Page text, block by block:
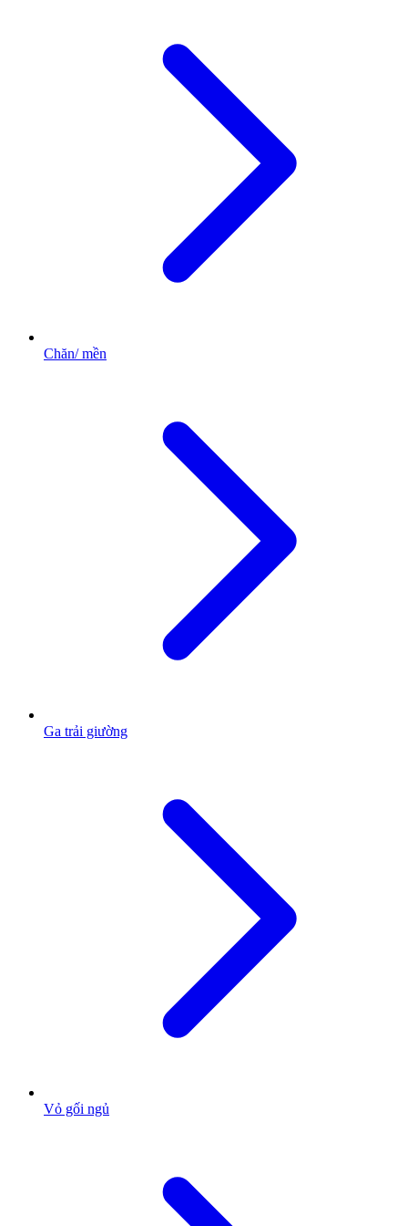
Chăn/ mền
Ga trải giường
Vỏ gối ngủ